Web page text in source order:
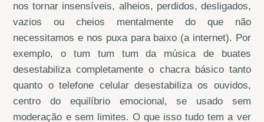
nos tornar insensíveis, alheios, perdidos, desligados,
vazios ou cheios mentalmente do que não
necessitamos e nos puxa para baixo (a internet). Por
exemplo, o tum tum tum da música de buates
desestabiliza completamente o chacra básico tanto
quanto o telefone celular desestabiliza os ouvidos,
centro do equilíbrio emocional, se usado sem
moderação e sem limites. O que isso tudo tem a ver